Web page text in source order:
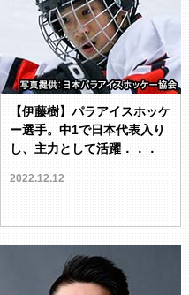
【伊藤樹】パラアイスホッケ
ー選手。中1で日本代表入り
し、主力として活躍．．．
2022.12.12